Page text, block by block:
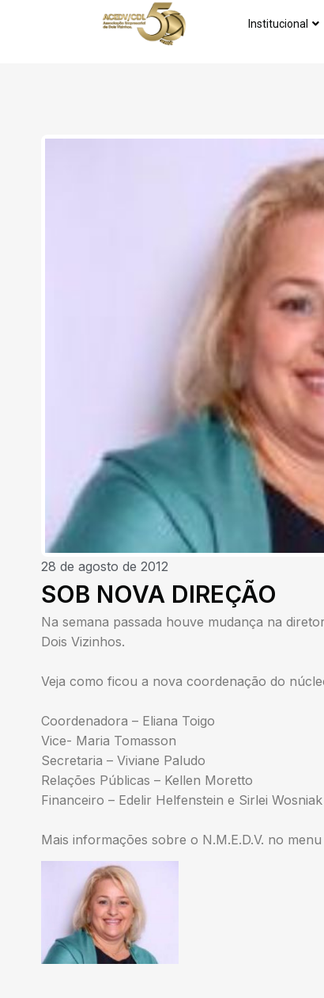
Institucional
28 de agosto de 2012
SOB NOVA DIREÇÃO
Na semana passada houve mudança na
Dois Vizinhos.
Veja como ficou a nova coordenação do
Coordenadora – Eliana Toigo
Vice- Maria Tomasson
Secretaria – Viviane Paludo
Relações Públicas – Kellen Moretto
Financeiro – Edelir Helfenstein e Sirlei Wosniak
Mais informações sobre o N.M.E.D.V. no